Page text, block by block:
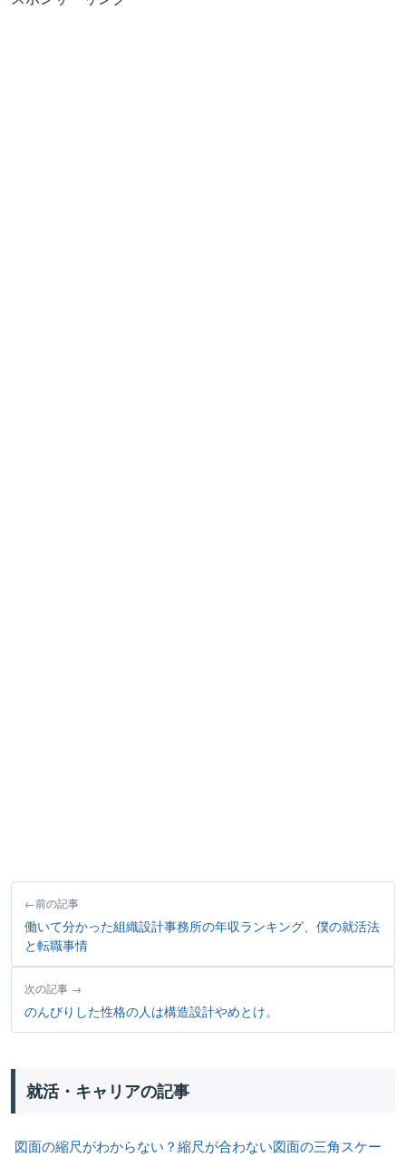
前の記事
働いて分かった組織設計事務所の年収ランキング、僕の就活法
と転職事情
次の記事
のんびりした性格の人は構造設計やめとけ。
就活・キャリアの記事
図面の縮尺がわからない？縮尺が合わない図面の三角スケー